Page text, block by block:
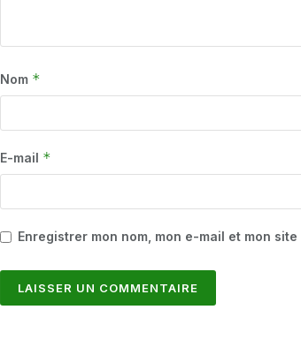
Nom *
E-mail *
Enregistrer mon nom, mon e-mail et mon